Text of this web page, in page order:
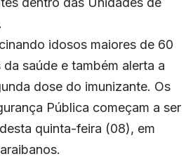
idosos maiores de 60
saúde e também alerta a
dose do imunizante. Os
Pública começam a ser
quinta-feira (08), em